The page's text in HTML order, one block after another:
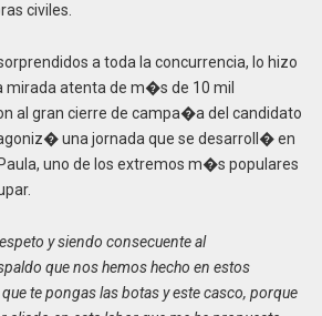
civiles.
a toda la concurrencia, lo hizo
atenta de m�s de 10 mil
al gran cierre de campa�a del candidato
una jornada que se desarroll� en
uno de los extremos m�s populares
y siendo consecuente al
que nos hemos hecho en estos
te pongas las botas y este casco, porque